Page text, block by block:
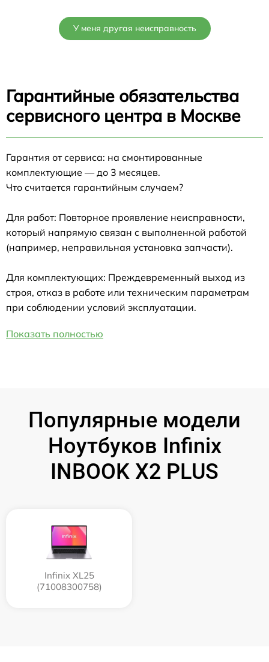
У меня другая неисправность
Гарантийные обязательства
сервисного центра в Москве
Гарантия от сервиса: на смонтированные
комплектующие — до 3 месяцев.
Что считается гарантийным случаем?
Для работ: Повторное проявление неисправности,
который напрямую связан с выполненной работой
(например, неправильная установка запчасти).
Для комплектующих: Преждевременный выход из
строя, отказ в работе или техническим параметрам
при соблюдении условий эксплуатации.
Показать полностью
Популярные модели
Ноутбуков Infinix
INBOOK X2 PLUS
Infinix XL25
(71008300758)